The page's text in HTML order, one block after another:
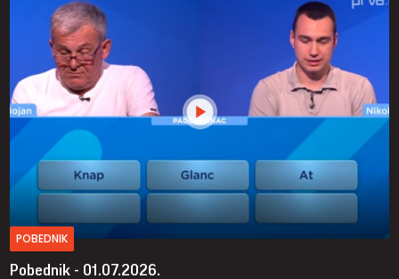
POBEDNIK
Pobednik - 01.07.2026.